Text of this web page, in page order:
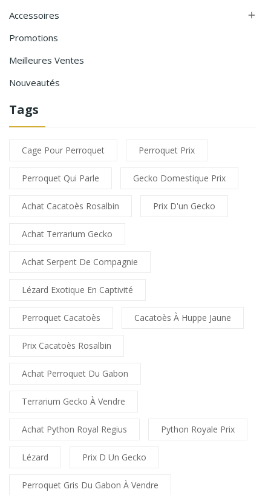
Accessoires

Promotions
Meilleures Ventes
Nouveautés
Tags
Cage Pour Perroquet Perroquet Prix
Perroquet Qui Parle Gecko Domestique Prix
Achat Cacatoès Rosalbin Prix D'un Gecko
Achat Terrarium Gecko
Achat Serpent De Compagnie
Lézard Exotique En Captivité
Perroquet Cacatoès Cacatoès À Huppe Jaune
Prix Cacatoès Rosalbin
Achat Perroquet Du Gabon
Terrarium Gecko À Vendre
Achat Python Royal Regius Python Royale Prix
Lézard Prix D Un Gecko
Perroquet Gris Du Gabon À Vendre